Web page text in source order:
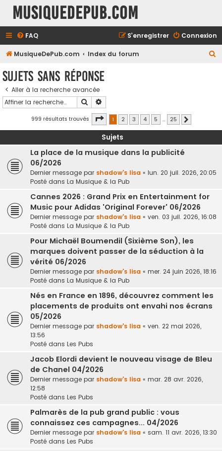
MusiqueDePub.com
FAQ Connexion
S’enregistrer
MusiqueDePub.com Index du forum
c
h
Sujets sans réponse
Aller à la recherche avancée
Rechercher
999 résultats trouvés Page 1sur25
1 2 3 4 5 … 25
Sujets
La place de la musique dans la publicité
06/2026
Dernier message par shadow's lisa « lun. 20 juil. 2026, 20:05
Posté dans La Musique & la Pub
Cannes 2026 : Grand Prix en Entertainment for
Music pour Adidas 'Original Forever' 06/2026
Dernier message par shadow's lisa « ven. 03 juil. 2026, 16:08
Posté dans La Musique & la Pub
Pour Michaël Boumendil (Sixième Son), les
marques doivent passer de la séduction à la
vérité 06/2026
Dernier message par shadow's lisa « mer. 24 juin 2026, 18:16
Posté dans La Musique & la Pub
Nés en France en 1896, découvrez comment les
placements de produits ont envahi nos écrans
05/2026
Dernier message par shadow's lisa « ven. 22 mai 2026,
13:56
Posté dans Les Pubs
Jacob Elordi devient le nouveau visage de Bleu
de Chanel 04/2026
Dernier message par shadow's lisa « mar. 28 avr. 2026,
12:58
Posté dans Les Pubs
Palmarès de la pub grand public : vous
connaissez ces campagnes... 04/2026
Dernier message par shadow's lisa « sam. 11 avr. 2026, 13:30
Posté dans Les Pubs